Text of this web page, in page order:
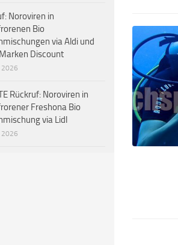
Noroviren in
Bio
via Aldi und
Discount
2026
Rückruf: Noroviren in
Freshona Bio
via Lidl
2026